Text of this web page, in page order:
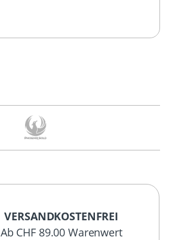
VERSANDKOSTENFREI
Ab CHF 89.00 Warenwert